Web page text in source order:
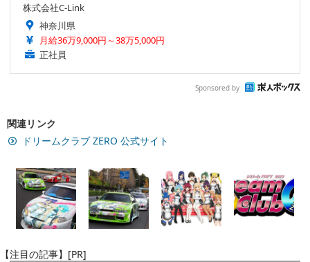
株式会社C-Link
神奈川県
月給36万9,000円～38万5,000円
正社員
Sponsored by
関連リンク
ドリームクラブ ZERO 公式サイト
【注目の記事】[PR]